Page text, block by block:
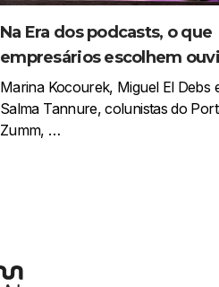
Na Era dos podcasts, o que
empresários escolhem
Marina Kocourek, Miguel El Debs
Salma Tannure, colunistas do
Zumm, …